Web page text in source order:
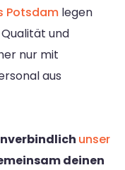
Potsdam legen
und
nur mit
aus
unser
deinen